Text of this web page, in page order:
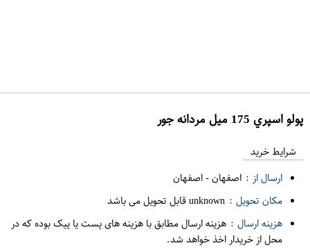
پولو اسپري 175 ميل مردانه جور
ف
ر
شرایط خرید
ارسال از : اصفهان-اصفهان
مکان تحویل : unknown قابل تحویل می باشد
هزینه ارسال : هزینه ارسال مطابق با هزینه های پست یا پیک بوده که در
محل از خریدار اخذ خواهد شد.